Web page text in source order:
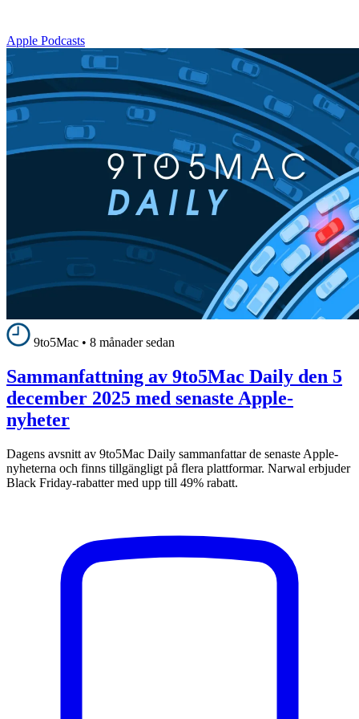
Apple Podcasts
9to5Mac • 8 månader sedan
Sammanfattning av 9to5Mac Daily den 5
december 2025 med senaste Apple-
nyheter
Dagens avsnitt av 9to5Mac Daily sammanfattar de senaste Apple-
nyheterna och finns tillgängligt på flera plattformar. Narwal erbjuder
Black Friday-rabatter med upp till 49% rabatt.